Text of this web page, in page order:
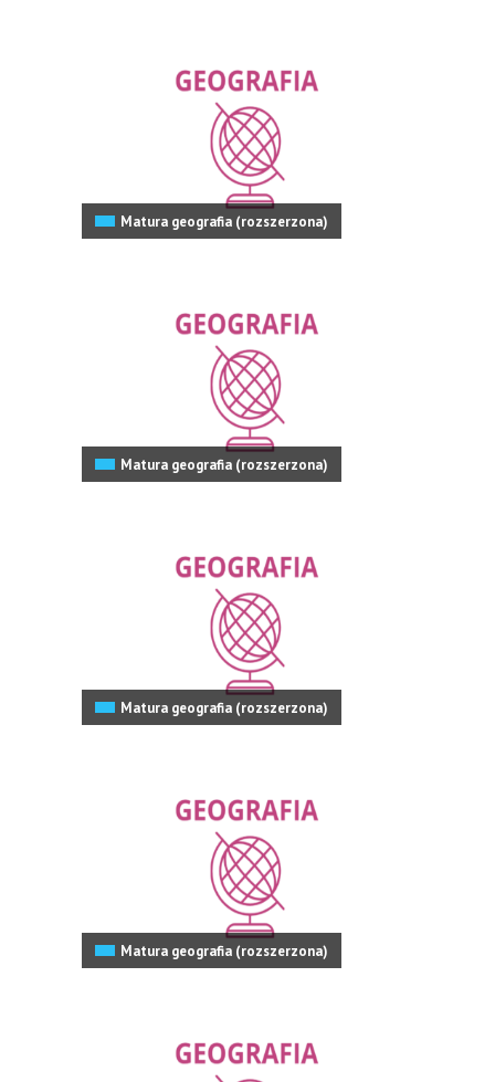
Matura geografia (rozszerzona)
Matura geografia (rozszerzona)
Matura geografia (rozszerzona)
Matura geografia (rozszerzona)